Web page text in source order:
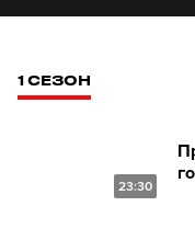
1 СЕЗОН
23:30